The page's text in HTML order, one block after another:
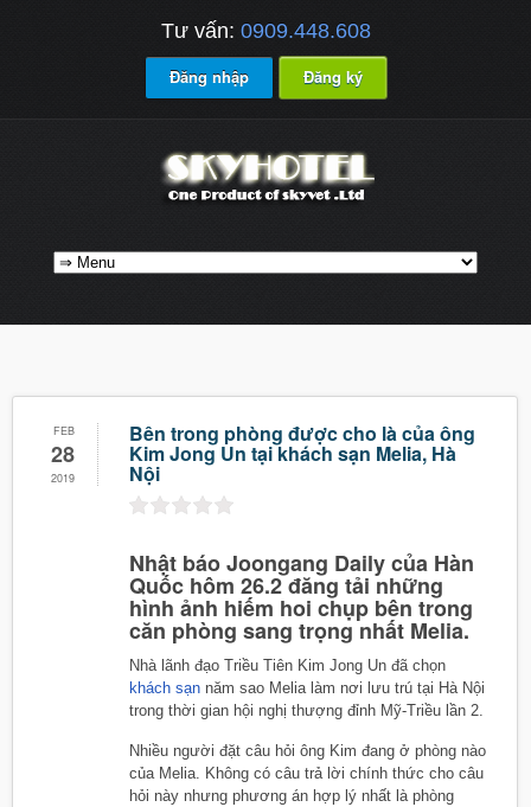
Tư vấn: 0909.448.608
Đăng nhập Đăng ký
FEB
28
2019
Bên trong phòng được cho là của ông
Kim Jong Un tại khách sạn Melia, Hà
Nội
Nhật báo Joongang Daily của Hàn
Quốc hôm 26.2 đăng tải những
hình ảnh hiếm hoi chụp bên trong
căn phòng sang trọng nhất Melia.
Nhà lãnh đạo Triều Tiên Kim Jong Un đã chọn
khách sạn năm sao Melia làm nơi lưu trú tại Hà Nội
trong thời gian hội nghị thượng đỉnh Mỹ-Triều lần 2.
Nhiều người đặt câu hỏi ông Kim đang ở phòng nào
của Melia. Không có câu trả lời chính thức cho câu
hỏi này nhưng phương án hợp lý nhất là phòng